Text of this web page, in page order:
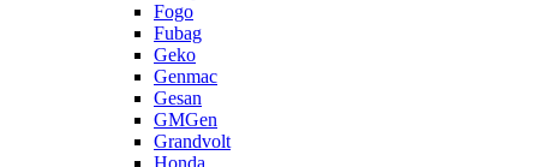
Fogo
Fubag
Geko
Genmac
Gesan
GMGen
Grandvolt
Honda